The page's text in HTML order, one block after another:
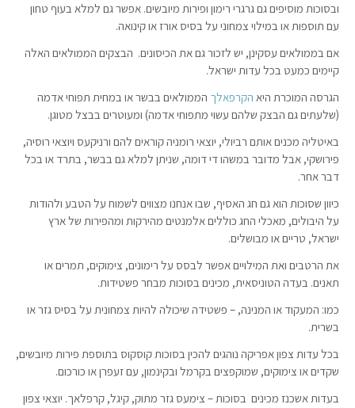
ובסוכות מוסיפים גם גרגרי רימון ופירות מיובשים. אפשר גם למלא בעוף טחון
עם תוספות או במילוי צמחוני על בסיס אורז או קינואה.
אם בממולאים עסקינן, יש לזכור גם את הכיסונים. הבצקים הממולאים האלה
קיימים כמעט בכל עדות ישראל.
הגרסה המוכרת היא הקרפאלך הממולאים בבשר או במחית תפוחי אדמה
(שלעתים גם הבצק שלהם עשוי מתפוחי אדמה) ומעוטרים בבצל מטוגן.
באיטליה מכנים אותם רביולי, יוצאי רומניה קוראים להם ורניקעס ויוצאי רוסיה,
פירושקי, אבל מדובר במשהו די דומה, שניתן למלא גם בבשר, בתרד או בכל
דבר אחר.
כיוון שסוכות הוא גם חג האסיף, שבו אנחנו מצווים לשמוח על הטבע ולהודות
על היבולים, מאכלי החג כוללים אלמנטים מהירקות ומהפירות של ארץ
ישראל, טריים או מבושלים.
את הרטבים ואת המילויים אפשר לבסס על רימונים, צימוקים, תמרים או
תאנים. בעדה הטוניסאית, מכינים בסוכות מבחר פשטידות.
כמו: המעקוד או המנינה, – פשטידה שיכולה להיות צמחונית על בסיס גזר או
בשרית.
בכל עדות צפון אפריקה נוהגים להכין בסוכות קוסקוס בתוספת פירות מיובשים,
שקדים או צימוקים, שמוקפצים בקרמל ובקינמון, עם זעפרן או כורכום.
בעדות אשכנז מכינים בסוכות – צימעס גזר מתוק, קיגל, קרפלאך. יוצאי צפון